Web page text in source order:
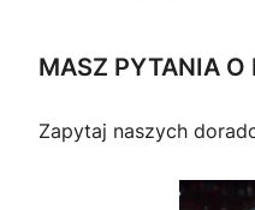
MASZ PYTANIA O
Zapytaj naszych